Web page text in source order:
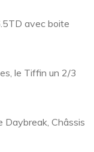
avec boite
le Tiffin un 2/3
Daybreak, Châssis